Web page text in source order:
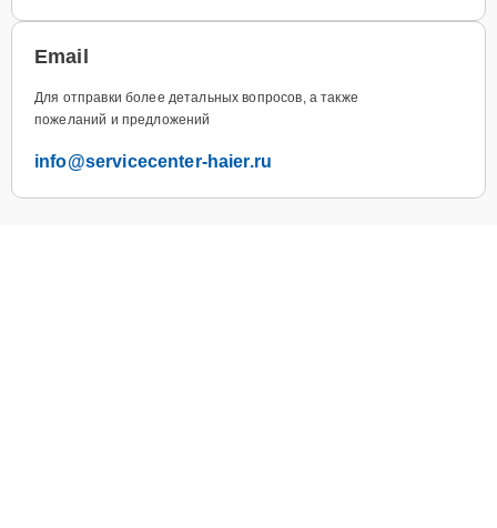
Email
Для отправки более детальных вопросов, а также
пожеланий и предложений
info@servicecenter-haier.ru